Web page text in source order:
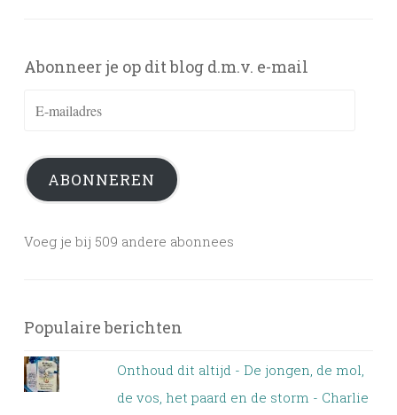
Abonneer je op dit blog d.m.v. e-mail
ABONNEREN
Voeg je bij 509 andere abonnees
Populaire berichten
Onthoud dit altijd - De jongen, de mol,
de vos, het paard en de storm - Charlie